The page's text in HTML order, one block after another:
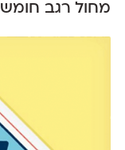
מחול רגב חומש